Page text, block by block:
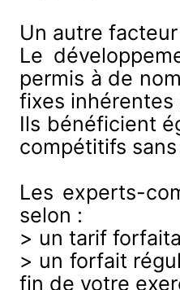
Un autre
Le
permis à de
fixes inhérentes
Ils bénéficient
compétitifs
Les experts-
selon :
> un tarif
> un forfait
fin de votre